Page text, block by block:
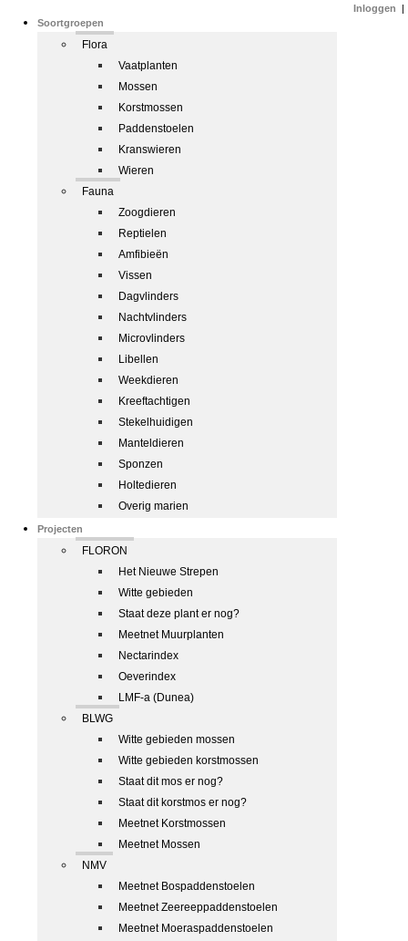
Soortgroepen
Flora
Vaatplanten
Mossen
Korstmossen
Paddenstoelen
Kranswieren
Wieren
Fauna
Zoogdieren
Reptielen
Amfibieën
Vissen
Dagvlinders
Nachtvlinders
Microvlinders
Libellen
Weekdieren
Kreeftachtigen
Stekelhuidigen
Manteldieren
Sponzen
Holtedieren
Overig marien
Projecten
FLORON
Het Nieuwe Strepen
Witte gebieden
Staat deze plant er nog?
Meetnet Muurplanten
Nectarindex
Oeverindex
LMF-a (Dunea)
BLWG
Witte gebieden mossen
Witte gebieden korstmossen
Staat dit mos er nog?
Staat dit korstmos er nog?
Meetnet Korstmossen
Meetnet Mossen
NMV
Meetnet Bospaddenstoelen
Meetnet Zeereeppaddenstoelen
Meetnet Moeraspaddenstoelen
Inloggen |